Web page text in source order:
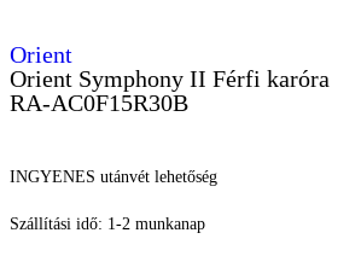
Orient
Orient Symphony II Férfi karóra
RA-AC0F15R30B
INGYENES utánvét lehetőség
Szállítási idő: 1-2 munkanap